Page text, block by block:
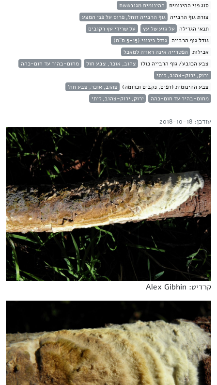
סוג פני ההינומית ההינומית מגובששת
צורת גוף הרבייה גוף הרבייה זוחל, פרוס על פני המצע
תנאי הגדילה על גזע של עץ
על שרידי עץ רקובים
גודל גוף הרבייה גודל בינוני (5-15 ס"מ)
אכילות הפטרייה אינה ראויה למאכל
צבע הכובע/ גוף הרבייה כולו צהוב, אוכר, צבע חול
מחום-בהיר עד חום-כהה
ירוק, ירוק-צהוב, זיתי
צבע ההינומית (דפים, נקבים וכדומה) צהוב, אוכר, צבע חול
מחום-בהיר עד חום-כהה
ירוק, ירוק-צהוב, זיתי
עודכן: 2018-10-18
קרדיט: Alex Gibhin